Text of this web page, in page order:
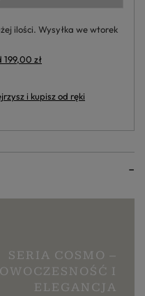
ilości Wysyłka we wtorek
199,00 zł
i kupisz od ręki
SERIA COSMO –
I
ELEGANCJA